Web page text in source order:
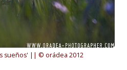
sueños' || © orádea 2012